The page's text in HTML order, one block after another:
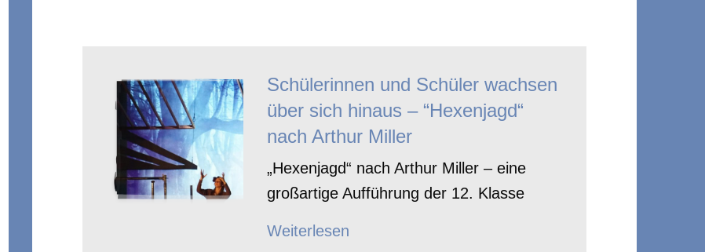
Schülerinnen und Schüler wachsen
über sich hinaus – “Hexenjagd“
nach Arthur Miller
„Hexenjagd“ nach Arthur Miller – eine
großartige Aufführung der 12. Klasse
Weiterlesen